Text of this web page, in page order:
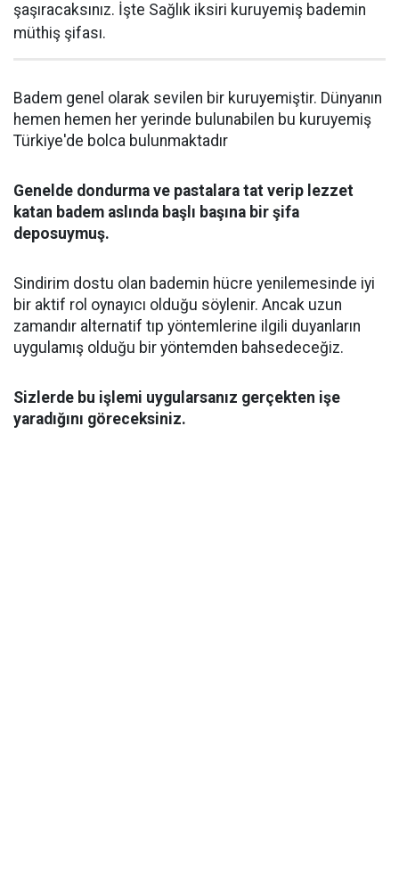
şaşıracaksınız. İşte Sağlık iksiri kuruyemiş bademin
müthiş şifası.
Badem genel olarak sevilen bir kuruyemiştir. Dünyanın
hemen hemen her yerinde bulunabilen bu kuruyemiş
Türkiye'de bolca bulunmaktadır
Genelde dondurma ve pastalara tat verip lezzet
katan badem aslında başlı başına bir şifa
deposuymuş.
Sindirim dostu olan bademin hücre yenilemesinde iyi
bir aktif rol oynayıcı olduğu söylenir. Ancak uzun
zamandır alternatif tıp yöntemlerine ilgili duyanların
uygulamış olduğu bir yöntemden bahsedeceğiz.
Sizlerde bu işlemi uygularsanız gerçekten işe
yaradığını göreceksiniz.